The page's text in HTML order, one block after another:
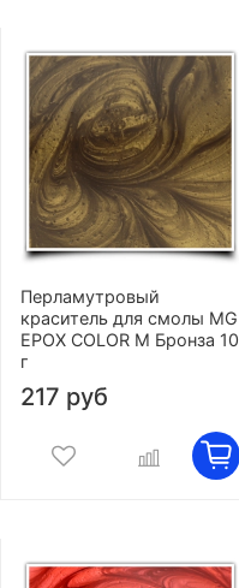
Перламутровый
краситель для смолы MG
EPOX COLOR M Бронза 10
г
217 руб